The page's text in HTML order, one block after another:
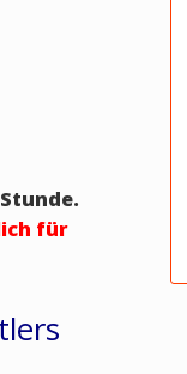
für